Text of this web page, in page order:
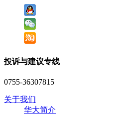
投诉与建议专线
0755-36307815
关于我们
华大简介